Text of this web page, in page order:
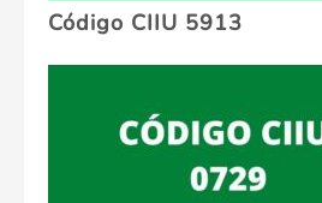
Código CIIU 5913